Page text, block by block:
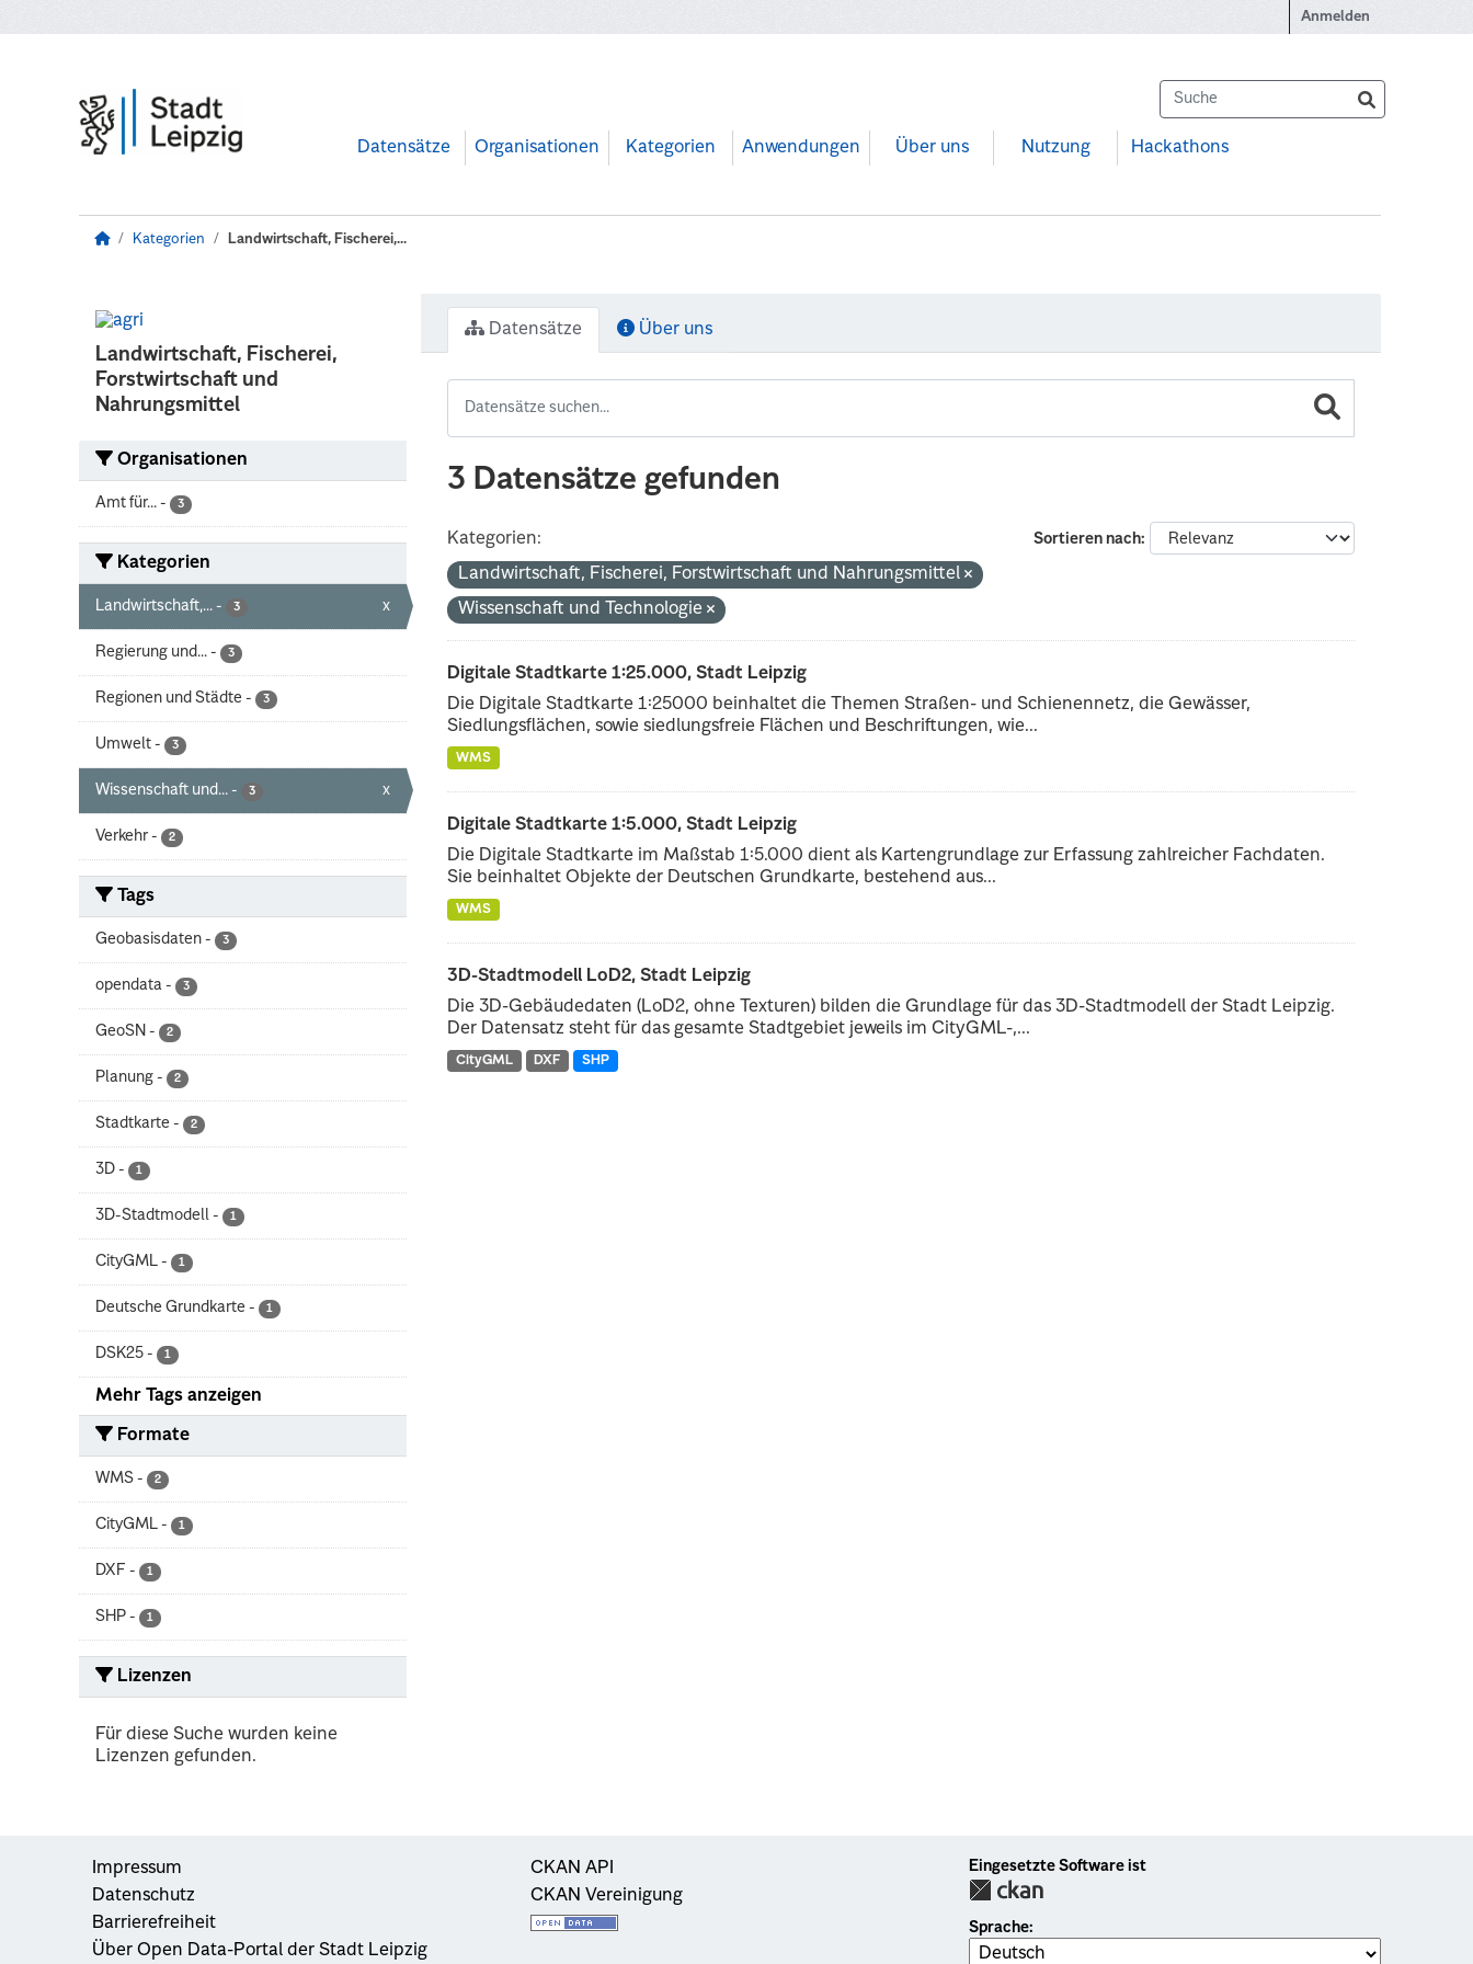
Anmelden
Datensätze Organisationen Kategorien Anwendungen Über uns Nutzung Hackathons
Kategorien Landwirtschaft, Fischerei,...
Landwirtschaft, Fischerei,
Forstwirtschaft und
Nahrungsmittel
Organisationen
Amt für... - 3
Kategorien
Landwirtschaft,... - 3 x
Regierung und... - 3
Regionen und Städte - 3
Umwelt - 3
Wissenschaft und... - 3 x
Verkehr - 2
Tags
Geobasisdaten - 3
opendata - 3
GeoSN - 2
Planung - 2
Stadtkarte - 2
3D - 1
3D-Stadtmodell - 1
CityGML - 1
Deutsche Grundkarte - 1
DSK25 - 1
Mehr Tags anzeigen
Formate
WMS - 2
CityGML - 1
DXF - 1
SHP - 1
Lizenzen
Für diese Suche wurden keine
Lizenzen gefunden.
Datensätze Über uns
3 Datensätze gefunden
Sortieren nach
Kategorien:
Landwirtschaft, Fischerei, Forstwirtschaft und Nahrungsmittel
Wissenschaft und Technologie
Digitale Stadtkarte 1:25.000, Stadt Leipzig
Die Digitale Stadtkarte 1:25000 beinhaltet die Themen Straßen- und Schienennetz, die Gewässer,
Siedlungsflächen, sowie siedlungsfreie Flächen und Beschriftungen, wie...
WMS
Digitale Stadtkarte 1:5.000, Stadt Leipzig
Die Digitale Stadtkarte im Maßstab 1:5.000 dient als Kartengrundlage zur Erfassung zahlreicher Fachdaten.
Sie beinhaltet Objekte der Deutschen Grundkarte, bestehend aus...
WMS
3D-Stadtmodell LoD2, Stadt Leipzig
Die 3D-Gebäudedaten (LoD2, ohne Texturen) bilden die Grundlage für das 3D-Stadtmodell der Stadt Leipzig.
Der Datensatz steht für das gesamte Stadtgebiet jeweils im CityGML-,...
CityGML DXF SHP
Impressum
Datenschutz
Barrierefreiheit
Über Open Data-Portal der Stadt Leipzig
CKAN API
CKAN Vereinigung
Eingesetzte Software ist
Sprache